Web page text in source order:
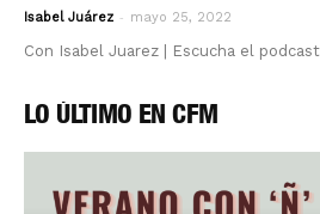
Isabel Juárez - mayo 25, 2022
Con Isabel Juarez | Escucha el
LO ÚLTIMO EN CFM